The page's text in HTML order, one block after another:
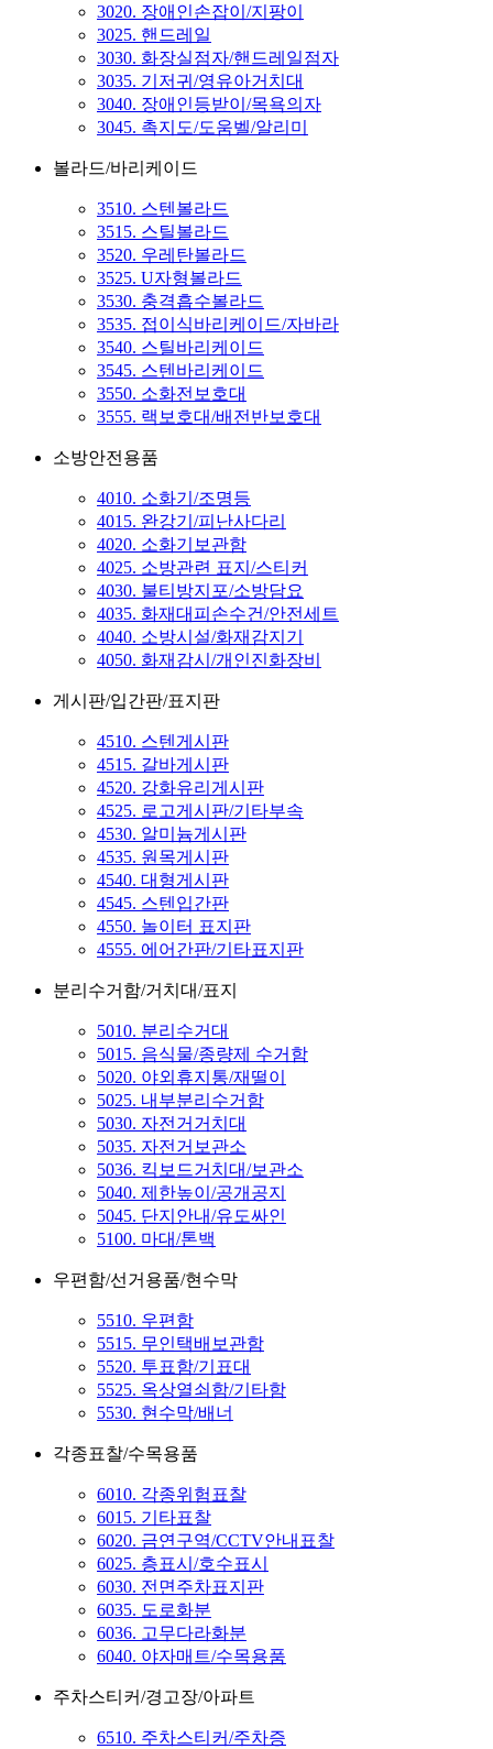
3020. 장애인손잡이/지팡이
3025. 핸드레일
3030. 화장실점자/핸드레일점자
3035. 기저귀/영유아거치대
3040. 장애인등받이/목욕의자
3045. 촉지도/도움벨/알리미
볼라드/바리케이드
3510. 스텐볼라드
3515. 스틸볼라드
3520. 우레탄볼라드
3525. U자형볼라드
3530. 충격흡수볼라드
3535. 접이식바리케이드/자바라
3540. 스틸바리케이드
3545. 스텐바리케이드
3550. 소화전보호대
3555. 랙보호대/배전반보호대
소방안전용품
4010. 소화기/조명등
4015. 완강기/피난사다리
4020. 소화기보관함
4025. 소방관련 표지/스티커
4030. 불티방지포/소방담요
4035. 화재대피손수건/안전세트
4040. 소방시설/화재감지기
4050. 화재감시/개인진화장비
게시판/입간판/표지판
4510. 스텐게시판
4515. 갈바게시판
4520. 강화유리게시판
4525. 로고게시판/기타부속
4530. 알미늄게시판
4535. 원목게시판
4540. 대형게시판
4545. 스텐입간판
4550. 놀이터 표지판
4555. 에어간판/기타표지판
분리수거함/거치대/표지
5010. 분리수거대
5015. 음식물/종량제 수거함
5020. 야외휴지통/재떨이
5025. 내부분리수거함
5030. 자전거거치대
5035. 자전거보관소
5036. 킥보드거치대/보관소
5040. 제한높이/공개공지
5045. 단지안내/유도싸인
5100. 마대/톤백
우편함/선거용품/현수막
5510. 우편함
5515. 무인택배보관함
5520. 투표함/기표대
5525. 옥상열쇠함/기타함
5530. 현수막/배너
각종표찰/수목용품
6010. 각종위험표찰
6015. 기타표찰
6020. 금연구역/CCTV안내표찰
6025. 층표시/호수표시
6030. 전면주차표지판
6035. 도로화분
6036. 고무다라화분
6040. 야자매트/수목용품
주차스티커/경고장/아파트
6510. 주차스티커/주차증